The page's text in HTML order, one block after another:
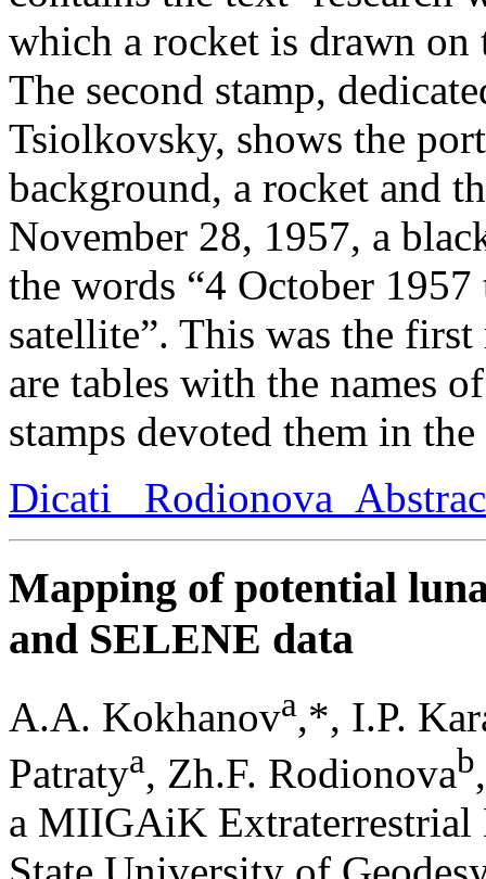
which a rocket is drawn on
The second stamp,
Tsiolkovsky, shows the
background, a rocket and
November 28, 1957, a
the words “4 October
satellite”. This was the
are tables with the names
stamps devoted them in the
Dicati
Mapping of potential
and SELENE data
A.A. Kokhanova,*, I.P.
Patratya, Zh.F. Rodionovab
a MIIGAiK